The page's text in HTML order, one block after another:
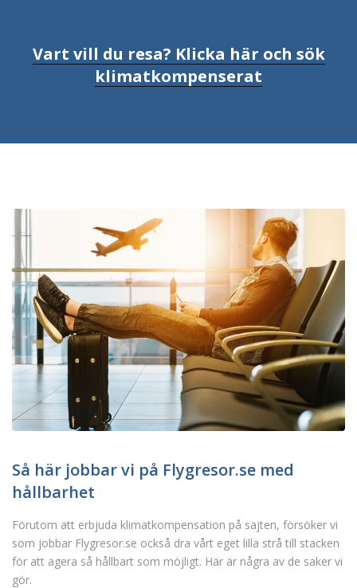
Vart vill du resa? Klicka här och sök
klimatkompenserat
Så här jobbar vi på Flygresor.se med
hållbarhet
Förutom att erbjuda klimatkompensation på sajten, försöker vi
som jobbar Flygresor.se också dra vårt eget lilla strå till stacken
för att agera så hållbart som möjligt. Här är några av de saker vi
gör.